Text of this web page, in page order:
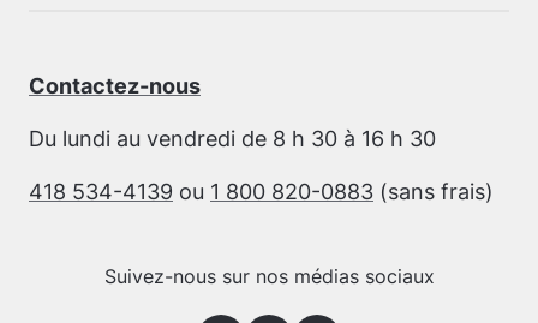
Contactez-nous
Du lundi au vendredi de 8 h 30 à 16 h 30
418 534-4139 ou 1 800 820-0883 (sans frais)
Suivez-nous sur nos médias sociaux